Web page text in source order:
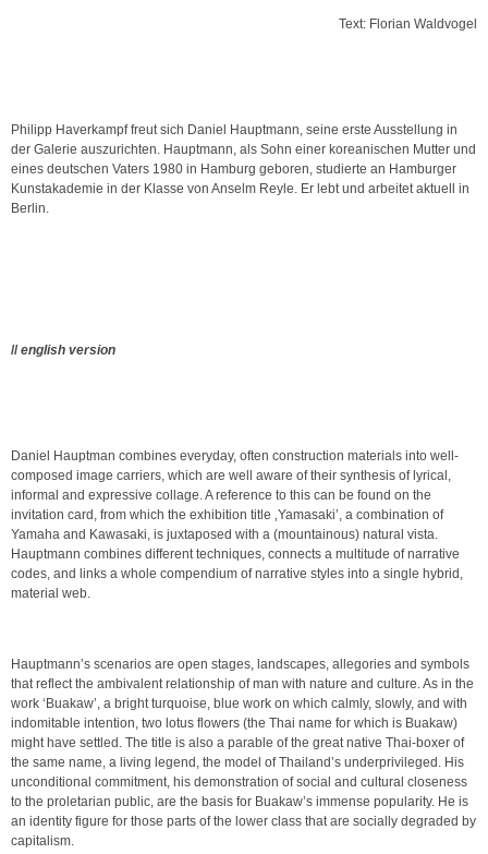
Text: Florian Waldvogel
Philipp Haverkampf freut sich Daniel Hauptmann, seine erste Ausstellung in
der Galerie auszurichten. Hauptmann, als Sohn einer koreanischen Mutter und
eines deutschen Vaters 1980 in Hamburg geboren, studierte an Hamburger
Kunstakademie in der Klasse von Anselm Reyle. Er lebt und arbeitet aktuell in
Berlin.
// english version
Daniel Hauptman combines everyday, often construction materials into well-
composed image carriers, which are well aware of their synthesis of lyrical,
informal and expressive collage. A reference to this can be found on the
invitation card, from which the exhibition title ‚Yamasaki’, a combination of
Yamaha and Kawasaki, is juxtaposed with a (mountainous) natural vista.
Hauptmann combines different techniques, connects a multitude of narrative
codes, and links a whole compendium of narrative styles into a single hybrid,
material web.
Hauptmann’s scenarios are open stages, landscapes, allegories and symbols
that reflect the ambivalent relationship of man with nature and culture. As in the
work ‘Buakaw’, a bright turquoise, blue work on which calmly, slowly, and with
indomitable intention, two lotus flowers (the Thai name for which is Buakaw)
might have settled. The title is also a parable of the great native Thai-boxer of
the same name, a living legend, the model of Thailand’s underprivileged. His
unconditional commitment, his demonstration of social and cultural closeness
to the proletarian public, are the basis for Buakaw’s immense popularity. He is
an identity figure for those parts of the lower class that are socially degraded by
capitalism.